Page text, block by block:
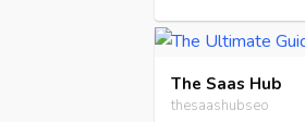
The Saas Hub
thesaashubseo